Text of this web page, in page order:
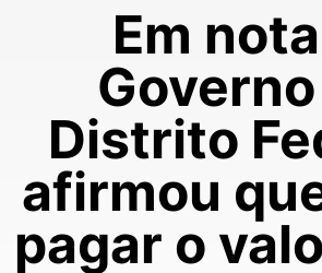
Em
Distrito
afirmou
pagar o